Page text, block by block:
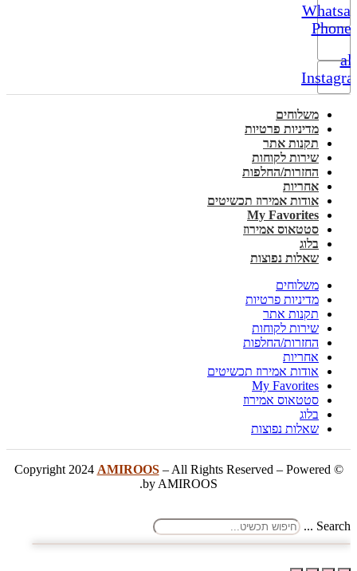
Phone-
alt
משלוחים
מדיניות פרטיות
תקנות אתר
שירות לקוחות
החזרות/החלפות
אחריות
אודות אמירוז תכשיטים
My Favorites
סטטאוס אמירוז
בלוג
שאלות נפוצות
משלוחים
מדיניות פרטיות
תקנות אתר
שירות לקוחות
החזרות/החלפות
אחריות
אודות אמירוז תכשיטים
My Favorites
סטטאוס אמירוז
בלוג
שאלות נפוצות
© Copyright 2024
AMIROOS– All Rights Reserved – Powered
by AMIROOS.
Search ...